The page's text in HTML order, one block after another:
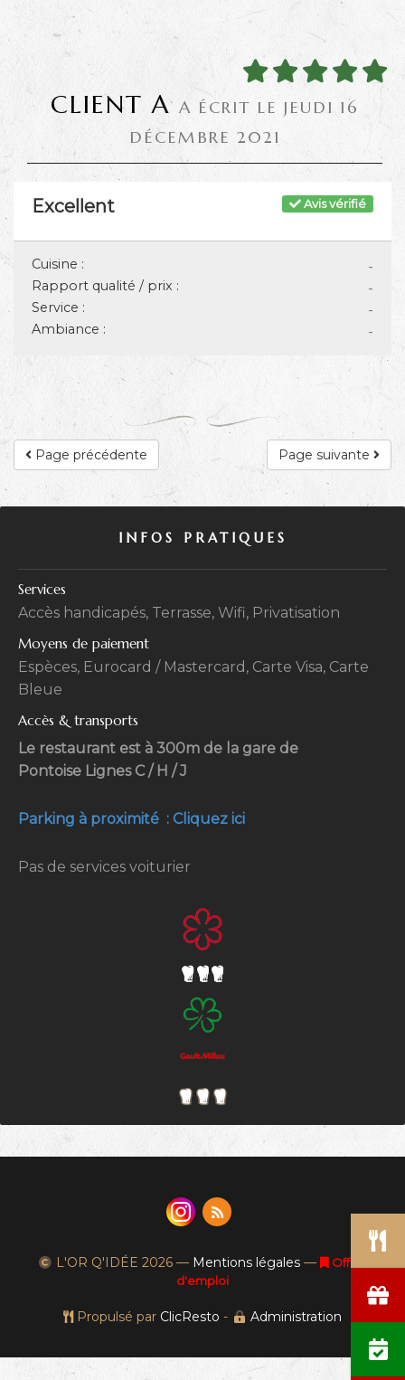
CLIENT A A ÉCRIT LE JEUDI 16
DÉCEMBRE 2021
Avis vérifié
Excellent
-
Cuisine :
-
Rapport qualité / prix :
-
Service :
-
Ambiance :
Page suivante
Page précédente
INFOS PRATIQUES
Services
Accès handicapés, Terrasse, Wifi, Privatisation
Moyens de paiement
Espèces, Eurocard / Mastercard, Carte Visa, Carte
Bleue
Accès & transports
Le restaurant est à 300m de la gare de
Pontoise Lignes C / H / J
Parking à proximité : Cliquez ici
Pas de services voiturier
L'OR Q'IDÉE 2026 — Mentions légales —
Offres
d'emploi
Propulsé par ClicResto - Administration